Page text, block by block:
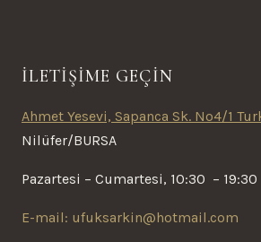
İLETİŞİME GEÇİN
Ahmet Yesevi, Sapanca Sk. No4/1
Nilüfer/BURSA
Pazartesi – Cumartesi, 10:30 – 19:30
E-mail: ufuksarkin@hotmail.com